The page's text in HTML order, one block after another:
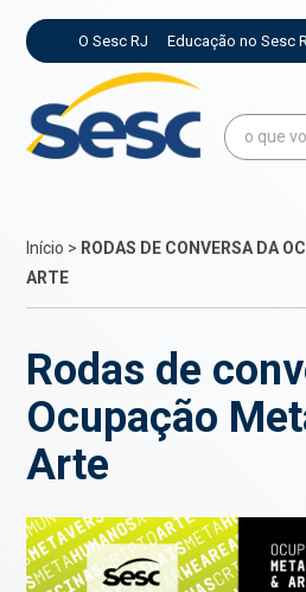
O Sesc RJ Educação no Sesc
Início > RODAS DE CONVERSA DA
ARTE
Rodas de
Ocupação
Arte